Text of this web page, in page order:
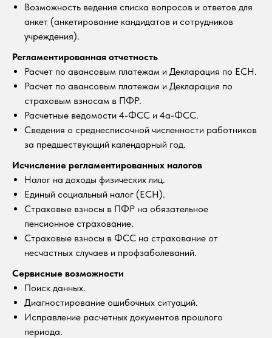
Возможность ведения списка вопросов и ответов для
анкет (анкетирование кандидатов и сотрудников
учреждения).
Регламентированная отчетность
Расчет по авансовым платежам и Декларация по ЕСН.
Расчет по авансовым платежам и Декларация по
страховым взносам в ПФР.
Расчетные ведомости 4-ФСС и 4а-ФСС.
Сведения о среднесписочной численности работников
за предшествующий календарный год.
Исчисление регламентированных налогов
Налог на доходы физических лиц.
Единый социальный налог (ЕСН).
Страховые взносы в ПФР на обязательное
пенсионное страхование.
Страховые взносы в ФСС на страхование от
несчастных случаев и профзаболеваний.
Сервисные возможности
Поиск данных.
Диагностирование ошибочных ситуаций.
Исправление расчетных документов прошлого
периода.